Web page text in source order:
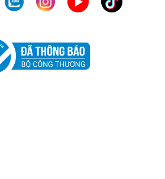
khác
lọc
như
khám
hút
giờ,